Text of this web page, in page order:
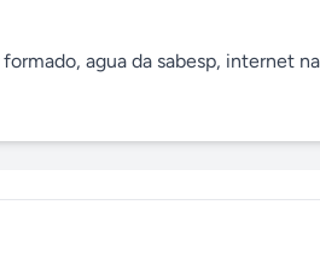
agua da sabesp, internet